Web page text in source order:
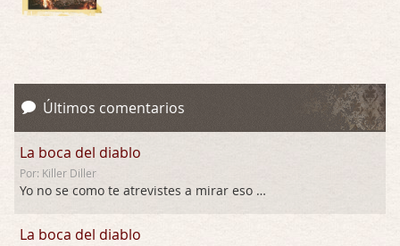
Últimos comentarios
La boca del diablo
Por: Killer Diller
Yo no se como te atrevistes a mirar eso …
La boca del diablo